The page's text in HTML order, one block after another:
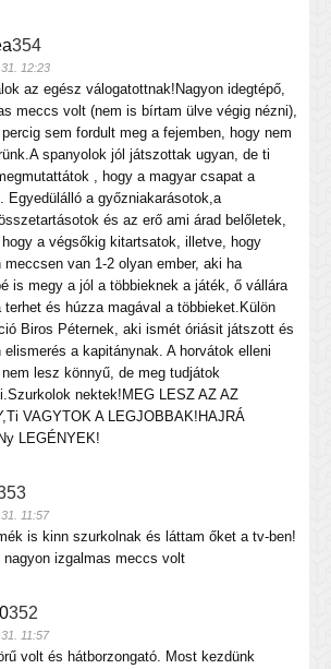
354
12:23
az egész válogatottnak!Nagyon idegtépő,
meccs volt (nem is bírtam ülve végig nézni),
sem fordult meg a fejemben, hogy nem
spanyolok jól játszottak ugyan, de ti
, hogy a magyar csapat a
Egyedülálló a győzniakarásotok,a
és az erő ami árad belőletek,
a végsőkig kitartsatok, illetve, hogy
meccsen van 1-2 olyan ember, aki ha
is megy a jól a többieknek a játék, ő vállára
terhet és húzza magával a többieket.Külön
Biros Péternek, aki ismét óriásit játszott és
elismerés a kapitánynak. A horvátok elleni
lesz könnyű, de meg tudjátok
nektek!MEG LESZ AZ AZ
VAGYTOK A LEGJOBBAK!HAJRÁ
LEGÉNYEK!
11:57
is kinn szurkolnak és láttam őket a tv-ben!
nagyon izgalmas meccs volt
352
11:57
volt és hátborzongató. Most kezdünk